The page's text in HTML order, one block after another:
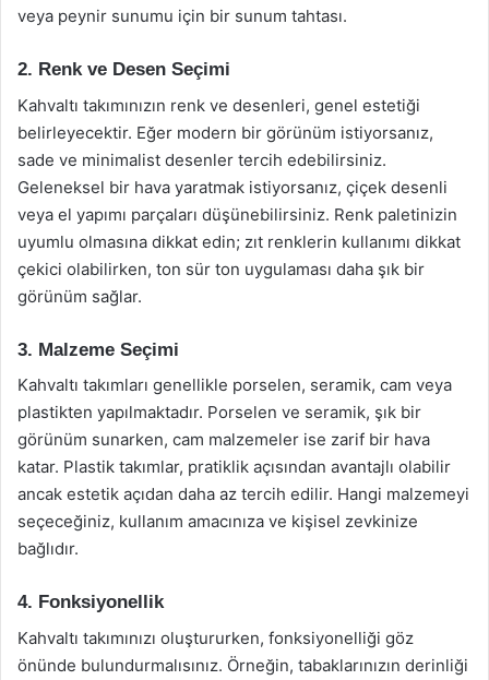
veya peynir sunumu için bir sunum tahtası.
2. Renk ve Desen Seçimi
Kahvaltı takımınızın renk ve desenleri, genel estetiği
belirleyecektir. Eğer modern bir görünüm istiyorsanız,
sade ve minimalist desenler tercih edebilirsiniz.
Geleneksel bir hava yaratmak istiyorsanız, çiçek desenli
veya el yapımı parçaları düşünebilirsiniz. Renk paletinizin
uyumlu olmasına dikkat edin; zıt renklerin kullanımı dikkat
çekici olabilirken, ton sür ton uygulaması daha şık bir
görünüm sağlar.
3. Malzeme Seçimi
Kahvaltı takımları genellikle porselen, seramik, cam veya
plastikten yapılmaktadır. Porselen ve seramik, şık bir
görünüm sunarken, cam malzemeler ise zarif bir hava
katar. Plastik takımlar, pratiklik açısından avantajlı olabilir
ancak estetik açıdan daha az tercih edilir. Hangi malzemeyi
seçeceğiniz, kullanım amacınıza ve kişisel zevkinize
bağlıdır.
4. Fonksiyonellik
Kahvaltı takımınızı oluştururken, fonksiyonelliği göz
önünde bulundurmalısınız. Örneğin, tabaklarınızın derinliği